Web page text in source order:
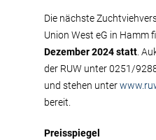
Die nächste
Union West eG in Hamm
Dezember 2024 statt .
der RUW unter 0251/
und stehen unter
bereit.
Preisspiegel